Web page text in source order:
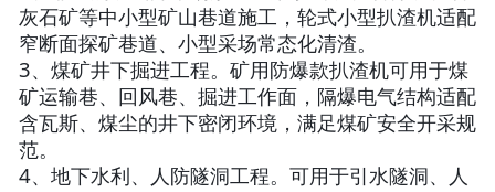
灰石矿等中小型矿山巷道施工，轮式小型扒渣机适配
窄断面探矿巷道、小型采场常态化清渣。
3、煤矿井下掘进工程。矿用防爆款扒渣机可用于煤
矿运输巷、回风巷、掘进工作面，隔爆电气结构适配
含瓦斯、煤尘的井下密闭环境，满足煤矿安全开采规
范。
4、地下水利、人防隧洞工程。可用于引水隧洞、人